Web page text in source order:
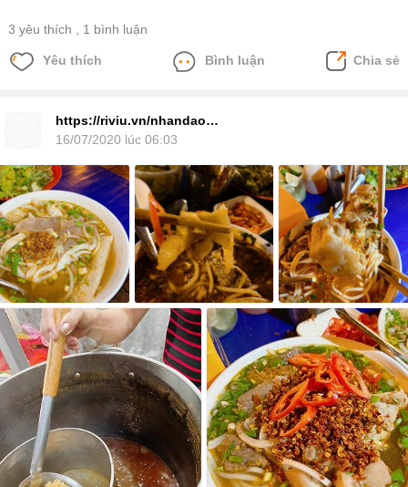
3 yêu thích , 1 bình luận
Yêu thích Bình luận Chia sẻ
https://riviu.vn/nhandaopho101769
16/07/2020 lúc 06:03